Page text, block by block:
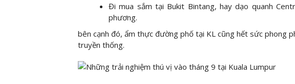
Đi mua sắm tại Bukit Bintang, hay dạo quanh
phương.
bên cạnh đó, ẩm thực đường phố tại KL cũng hết sức phong
truyền thống.